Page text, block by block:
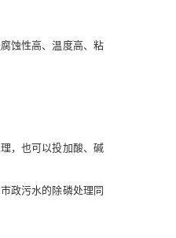
蚀性高、温度高、粘
，也可以投加酸、碱
政污水的除磷处理同